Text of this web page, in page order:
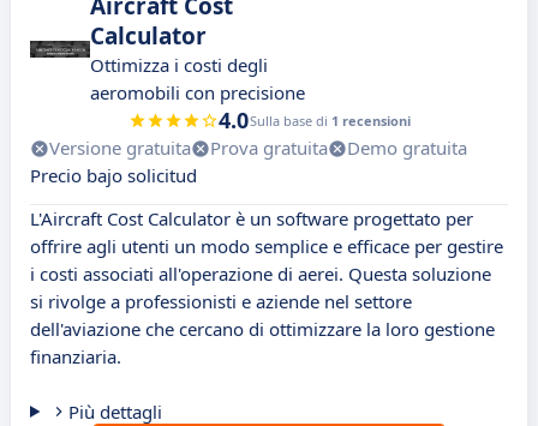
Calculator
Ottimizza i costi degli
aeromobili con precisione
4.0Sulla base di 1 recensioni
Versione gratuita Prova gratuita
Demo gratuita
Precio bajo solicitud
L'Aircraft Cost Calculator è un software progettato per
offrire agli utenti un modo semplice e efficace per gestire
i costi associati all'operazione di aerei. Questa soluzione
si rivolge a professionisti e aziende nel settore
dell'aviazione che cercano di ottimizzare la loro gestione
finanziaria.
Più dettagli